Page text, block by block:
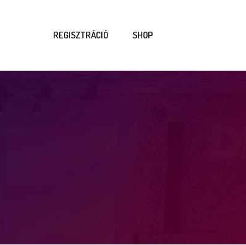
REGISZTRÁCIÓ SHOP